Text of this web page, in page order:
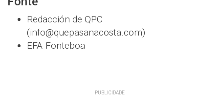
Redacción de QPC
(info@quepasanacosta.com)
EFA-Fonteboa